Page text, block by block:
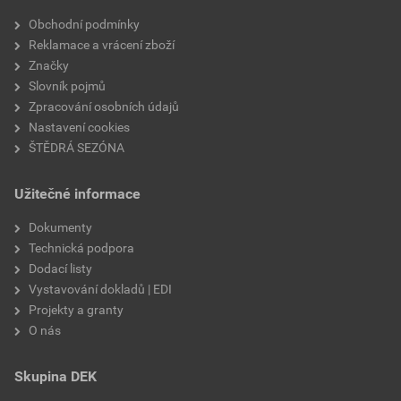
Velikost
faktor difuzního odporu
materiálová báze
Obchodní podmínky
Reklamace a vrácení zboží
Značky
Slovník pojmů
Zpracování osobních údajů
Nastavení cookies
ŠTĚDRÁ SEZÓNA
Užitečné informace
Dokumenty
Technická podpora
Dodací listy
Vystavování dokladů | EDI
Projekty a granty
O nás
Skupina DEK